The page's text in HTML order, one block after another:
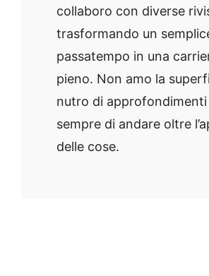
collaboro con diverse
trasformando un
passatempo in una
pieno. Non amo la
nutro di approfondimenti
sempre di andare oltre
delle cose.